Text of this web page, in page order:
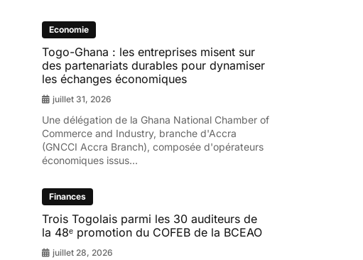
Economie
Togo-Ghana : les entreprises misent sur
des partenariats durables pour dynamiser
les échanges économiques
juillet 31, 2026
Une délégation de la Ghana National Chamber of
Commerce and Industry, branche d'Accra
(GNCCI Accra Branch), composée d'opérateurs
économiques issus...
Finances
Trois Togolais parmi les 30 auditeurs de
la 48ᵉ promotion du COFEB de la BCEAO
juillet 28, 2026